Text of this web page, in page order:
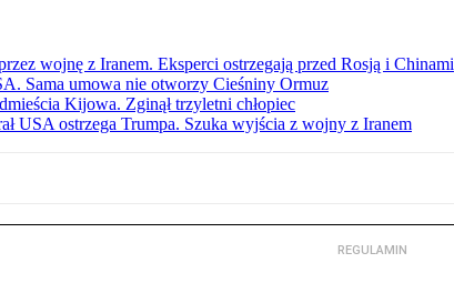
wojnę z Iranem. Eksperci ostrzegają przed Rosją i Chinami
Sama umowa nie otworzy Cieśniny Ormuz
Kijowa. Zginął trzyletni chłopiec
USA ostrzega Trumpa. Szuka wyjścia z wojny z Iranem
REGULAMIN